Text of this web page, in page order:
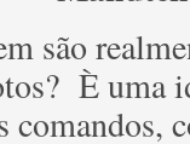
são
È uma
comandos,